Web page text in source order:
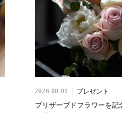
2026.08.01
プレゼント
プリザーブドフラワーを